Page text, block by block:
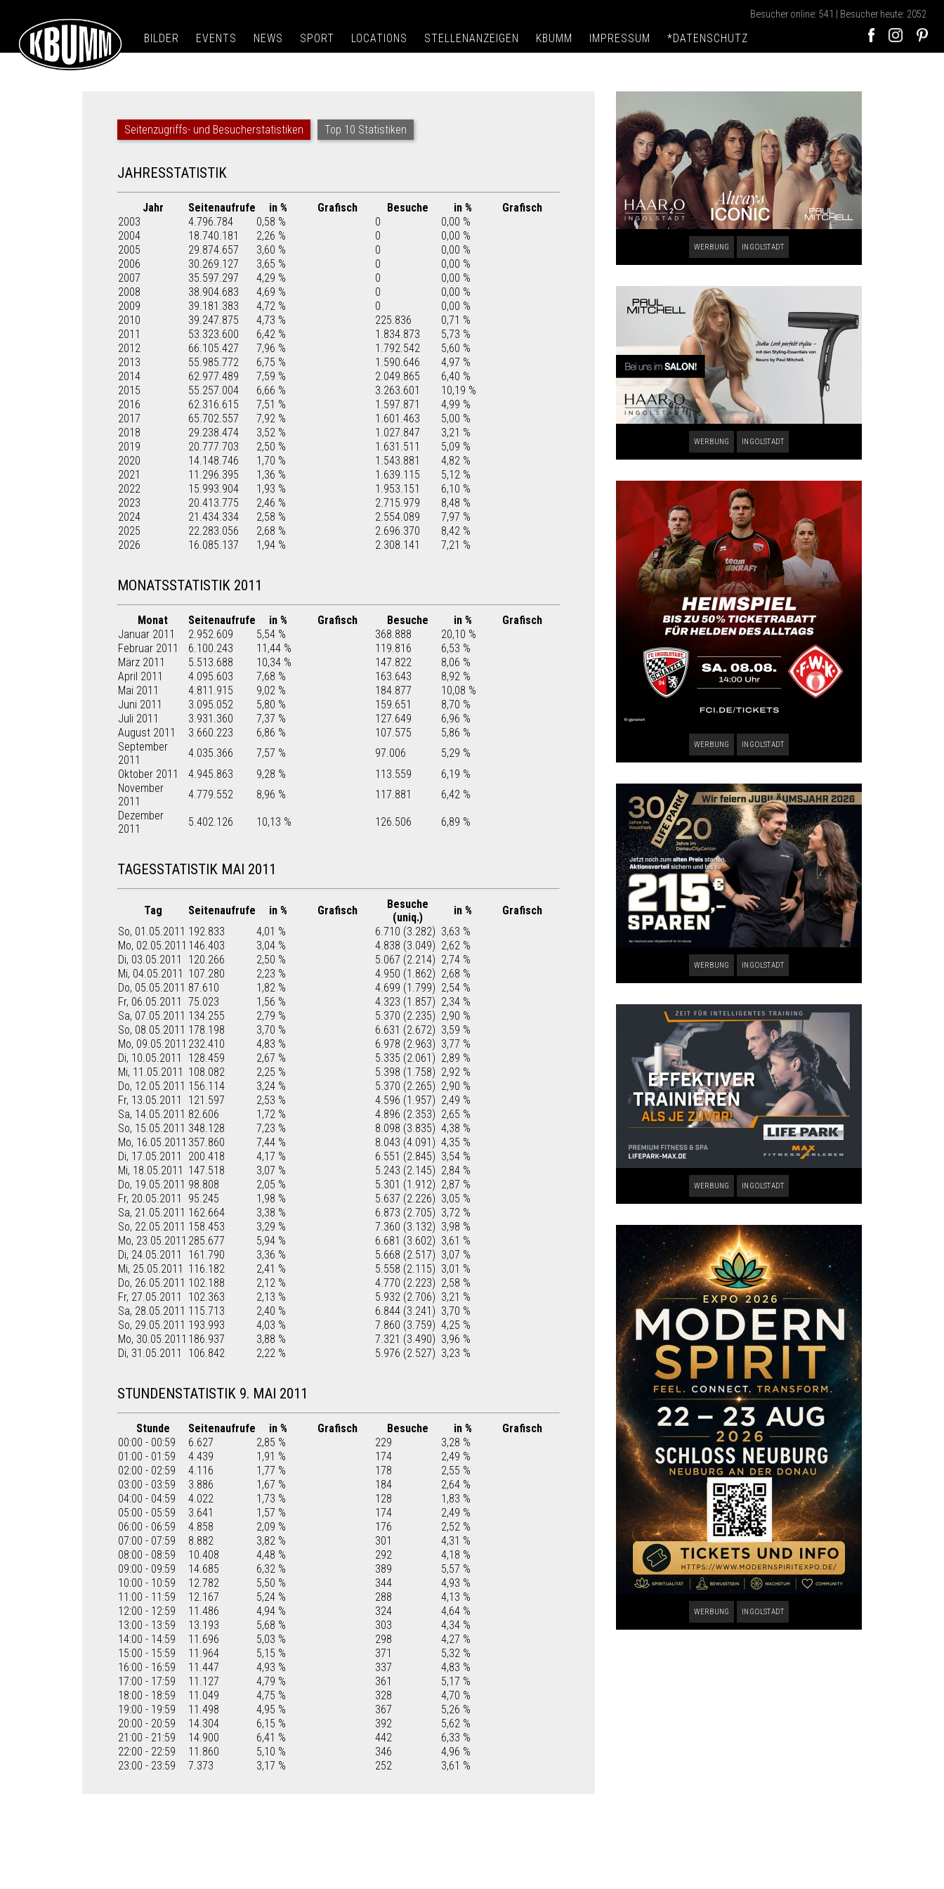
Besucher online: 541 | Besucher heute: 2052
BILDER EVENTS NEWS SPORT LOCATIONS STELLENANZEIGEN KBUMM IMPRESSUM *DATENSCHUTZ
Seitenzugriffs- und Besucherstatistiken Top 10 Statistiken
JAHRESSTATISTIK
Jahr Seitenaufrufe in % Grafisch Besuche in %
Grafisch
2003
4.796.784 0,58 % 0
0,00 %
2004
18.740.181 2,26 % 0
0,00 %
2005
29.874.657 3,60 % 0
0,00 %
2006
30.269.127 3,65 % 0
0,00 %
2007
35.597.297 4,29 % 0
0,00 %
2008
38.904.683 4,69 % 0
0,00 %
2009
39.181.383 4,72 % 0
0,00 %
2010
39.247.875 4,73 % 225.836
0,71 %
2011
53.323.600 6,42 % 1.834.873
5,73 %
2012
66.105.427 7,96 % 1.792.542
5,60 %
2013
55.985.772 6,75 % 1.590.646
4,97 %
2014
62.977.489 7,59 % 2.049.865
6,40 %
2015
55.257.004 6,66 % 3.263.601
10,19 %
2016
62.316.615 7,51 % 1.597.871
4,99 %
2017
65.702.557 7,92 % 1.601.463
5,00 %
2018
29.238.474 3,52 % 1.027.847
3,21 %
2019
20.777.703 2,50 % 1.631.511
5,09 %
2020
14.148.746 1,70 % 1.543.881
4,82 %
2021
11.296.395 1,36 % 1.639.115
5,12 %
2022
15.993.904 1,93 % 1.953.151
6,10 %
2023
20.413.775 2,46 % 2.715.979
8,48 %
2024
21.434.334 2,58 % 2.554.089
7,97 %
2025
22.283.056 2,68 % 2.696.370
8,42 %
2026
16.085.137 1,94 % 2.308.141 7,21 %
MONATSSTATISTIK 2011
Monat Seitenaufrufe in % Grafisch Besuche in %
Grafisch
Januar 2011
2.952.609 5,54 % 368.888
20,10 %
Februar 2011
6.100.243 11,44 % 119.816
6,53 %
März 2011
5.513.688 10,34 % 147.822
8,06 %
April 2011
4.095.603 7,68 % 163.643
8,92 %
Mai 2011
4.811.915 9,02 % 184.877
10,08 %
Juni 2011
3.095.052 5,80 % 159.651
8,70 %
Juli 2011
3.931.360 7,37 % 127.649
6,96 %
August 2011
3.660.223 6,86 % 107.575
5,86 %
September
2011
4.035.366 7,57 % 97.006
5,29 %
Oktober 2011
4.945.863 9,28 % 113.559
6,19 %
November
2011
4.779.552 8,96 % 117.881
6,42 %
Dezember
2011
5.402.126 10,13 % 126.506 6,89 %
TAGESSTATISTIK MAI 2011
Tag Seitenaufrufe in % Grafisch
Besuche
(uniq.)
in %
Grafisch
So, 01.05.2011 192.833 4,01 % 6.710 (3.282) 3,63 %
Mo, 02.05.2011 146.403 3,04 % 4.838 (3.049) 2,62 %
Di, 03.05.2011
120.266 2,50 % 5.067 (2.214) 2,74 %
Mi, 04.05.2011 107.280 2,23 % 4.950 (1.862) 2,68 %
Do, 05.05.2011 87.610 1,82 % 4.699 (1.799) 2,54 %
Fr, 06.05.2011
75.023 1,56 % 4.323 (1.857) 2,34 %
Sa, 07.05.2011 134.255 2,79 % 5.370 (2.235) 2,90 %
So, 08.05.2011 178.198 3,70 % 6.631 (2.672) 3,59 %
Mo, 09.05.2011 232.410 4,83 % 6.978 (2.963) 3,77 %
Di, 10.05.2011
128.459 2,67 % 5.335 (2.061) 2,89 %
Mi, 11.05.2011 108.082 2,25 % 5.398 (1.758) 2,92 %
Do, 12.05.2011 156.114 3,24 % 5.370 (2.265) 2,90 %
Fr, 13.05.2011
121.597 2,53 % 4.596 (1.957) 2,49 %
Sa, 14.05.2011 82.606 1,72 % 4.896 (2.353) 2,65 %
So, 15.05.2011 348.128 7,23 % 8.098 (3.835) 4,38 %
Mo, 16.05.2011 357.860 7,44 % 8.043 (4.091) 4,35 %
Di, 17.05.2011
200.418 4,17 % 6.551 (2.845) 3,54 %
Mi, 18.05.2011 147.518 3,07 % 5.243 (2.145) 2,84 %
Do, 19.05.2011 98.808 2,05 % 5.301 (1.912) 2,87 %
Fr, 20.05.2011
95.245 1,98 % 5.637 (2.226) 3,05 %
Sa, 21.05.2011 162.664 3,38 % 6.873 (2.705) 3,72 %
So, 22.05.2011 158.453 3,29 % 7.360 (3.132) 3,98 %
Mo, 23.05.2011 285.677 5,94 % 6.681 (3.602) 3,61 %
Di, 24.05.2011
161.790 3,36 % 5.668 (2.517) 3,07 %
Mi, 25.05.2011 116.182 2,41 % 5.558 (2.115) 3,01 %
Do, 26.05.2011 102.188 2,12 % 4.770 (2.223) 2,58 %
Fr, 27.05.2011
102.363 2,13 % 5.932 (2.706) 3,21 %
Sa, 28.05.2011 115.713 2,40 % 6.844 (3.241) 3,70 %
So, 29.05.2011 193.993 4,03 % 7.860 (3.759) 4,25 %
Mo, 30.05.2011 186.937 3,88 % 7.321 (3.490) 3,96 %
Di, 31.05.2011
106.842 2,22 % 5.976 (2.527) 3,23 %
STUNDENSTATISTIK 9. MAI 2011
Stunde Seitenaufrufe in % Grafisch Besuche in %
Grafisch
00:00 - 00:59
6.627 2,85 % 229
3,28 %
01:00 - 01:59
4.439 1,91 % 174
2,49 %
02:00 - 02:59
4.116 1,77 % 178
2,55 %
03:00 - 03:59
3.886 1,67 % 184
2,64 %
04:00 - 04:59
4.022 1,73 % 128
1,83 %
05:00 - 05:59
3.641 1,57 % 174
2,49 %
06:00 - 06:59
4.858 2,09 % 176
2,52 %
07:00 - 07:59
8.882 3,82 % 301
4,31 %
08:00 - 08:59
10.408 4,48 % 292
4,18 %
09:00 - 09:59
14.685 6,32 % 389
5,57 %
10:00 - 10:59
12.782 5,50 % 344
4,93 %
11:00 - 11:59
12.167 5,24 % 288
4,13 %
12:00 - 12:59
11.486 4,94 % 324
4,64 %
13:00 - 13:59
13.193 5,68 % 303
4,34 %
14:00 - 14:59
11.696 5,03 % 298
4,27 %
15:00 - 15:59
11.964 5,15 % 371
5,32 %
16:00 - 16:59
11.447 4,93 % 337
4,83 %
17:00 - 17:59
11.127 4,79 % 361
5,17 %
18:00 - 18:59
11.049 4,75 % 328
4,70 %
19:00 - 19:59
11.498 4,95 % 367
5,26 %
20:00 - 20:59
14.304 6,15 % 392
5,62 %
21:00 - 21:59
14.900 6,41 % 442
6,33 %
22:00 - 22:59
11.860 5,10 % 346
4,96 %
23:00 - 23:59
7.373 3,17 % 252 3,61 %
WERBUNG INGOLSTADT
WERBUNG INGOLSTADT
WERBUNG INGOLSTADT
WERBUNG INGOLSTADT
WERBUNG INGOLSTADT
WERBUNG INGOLSTADT